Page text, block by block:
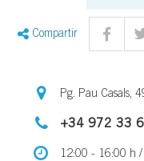
Compartir
Pg. Pau Casals,
+34 972 33
12:00 - 16:00 h